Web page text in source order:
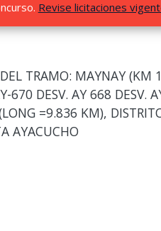
Revise licitaciones
TRAMO: MAYNAY (KM
670 DESV. AY 668 DESV.
=9.836 KM),
AYACUCHO